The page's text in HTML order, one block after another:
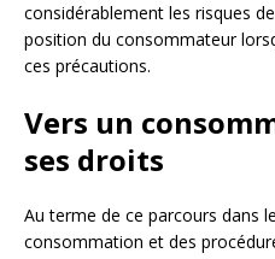
considérablement les risques
position du consommateur
ces précautions.
Vers un
ses droits
Au terme de ce parcours dans
consommation et des